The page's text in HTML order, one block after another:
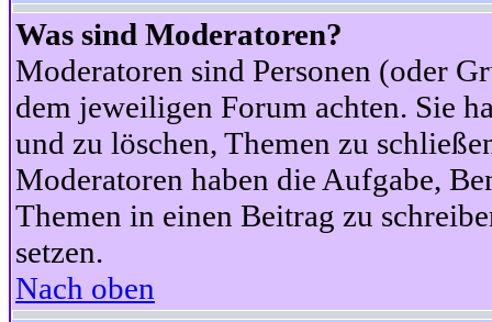
Was sind Moderatoren?
Moderatoren sind Personen (oder
dem jeweiligen Forum achten. Sie
und zu löschen, Themen zu
Moderatoren haben die Aufgabe,
Themen in einen Beitrag zu
setzen.
Nach oben